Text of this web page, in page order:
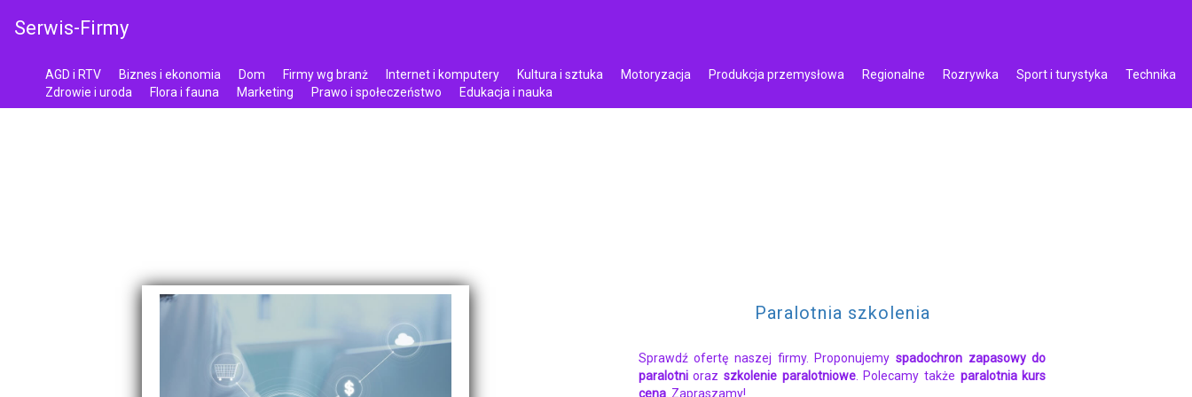
Serwis-Firmy
AGD i RTV Biznes i ekonomia Dom Firmy wg branż Internet i komputery Kultura i sztuka Motoryzacja Produkcja przemysłowa Regionalne Rozrywka Sport i turystyka
Technika
Zdrowie i uroda
Flora i fauna Marketing Prawo i społeczeństwo Edukacja i nauka
Paralotnia szkolenia
Sprawdź ofertę naszej firmy. Proponujemy spadochron zapasowy do
paralotniorazszkolenie paralotniowe. Polecamy także paralotnia kurs
cena. Zapraszamy!